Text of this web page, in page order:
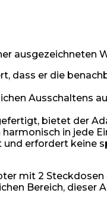
ausgezeichneten
dass er die
Ausschaltens
bietet der
in jede
erfordert keine
mit 2
Bereich,